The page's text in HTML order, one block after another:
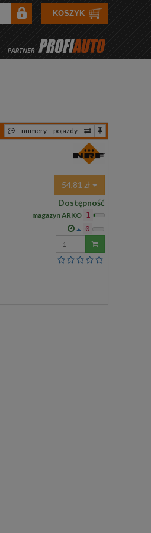
KOSZYK
numery pojazdy
54,81 zł
Dostępność
magazyn ARKO 1
0
Wprowadź
ilość